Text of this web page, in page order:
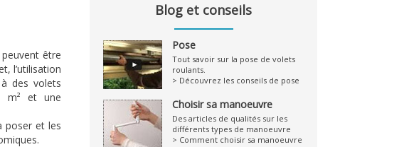
être
l’utilisation
des volets
m² et une
poser et les
Blog et conseils
Pose
Tout savoir sur la pose de volets
roulants.
> Découvrez les conseils de pose
Choisir sa manoeuvre
Des articles de qualités sur les
différents types de manoeuvre
> Comment choisir sa manoeuvre